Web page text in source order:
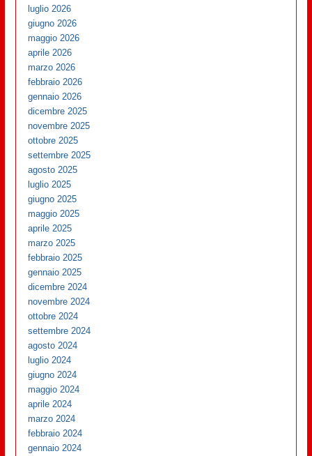
luglio 2026
giugno 2026
maggio 2026
aprile 2026
marzo 2026
febbraio 2026
gennaio 2026
dicembre 2025
novembre 2025
ottobre 2025
settembre 2025
agosto 2025
luglio 2025
giugno 2025
maggio 2025
aprile 2025
marzo 2025
febbraio 2025
gennaio 2025
dicembre 2024
novembre 2024
ottobre 2024
settembre 2024
agosto 2024
luglio 2024
giugno 2024
maggio 2024
aprile 2024
marzo 2024
febbraio 2024
gennaio 2024